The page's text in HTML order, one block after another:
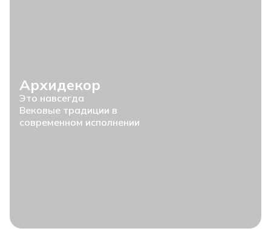
Архидекор
Это навсегда
Вековые традиции в
современном исполнении